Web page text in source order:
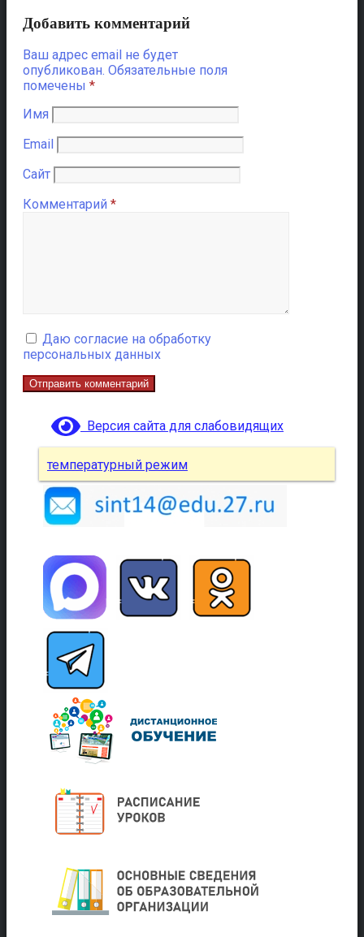
Добавить комментарий
Ваш адрес email не будет
опубликован. Обязательные поля
помечены *
Имя
Email
Сайт
Комментарий *
Даю согласие на обработку
персональных данных
Версия сайта для слабовидящих
температурный режим